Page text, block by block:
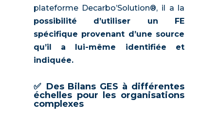
plateforme Decarbo’Solution®, il a la
possibilité d’utiliser un FE
spécifique provenant d’une source
qu’il a lui-même identifiée et
indiquée.
✅ Des Bilans GES à différentes
échelles pour les organisations
complexes